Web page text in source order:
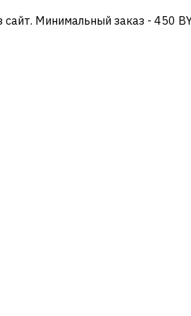
Минимальный заказ - 450